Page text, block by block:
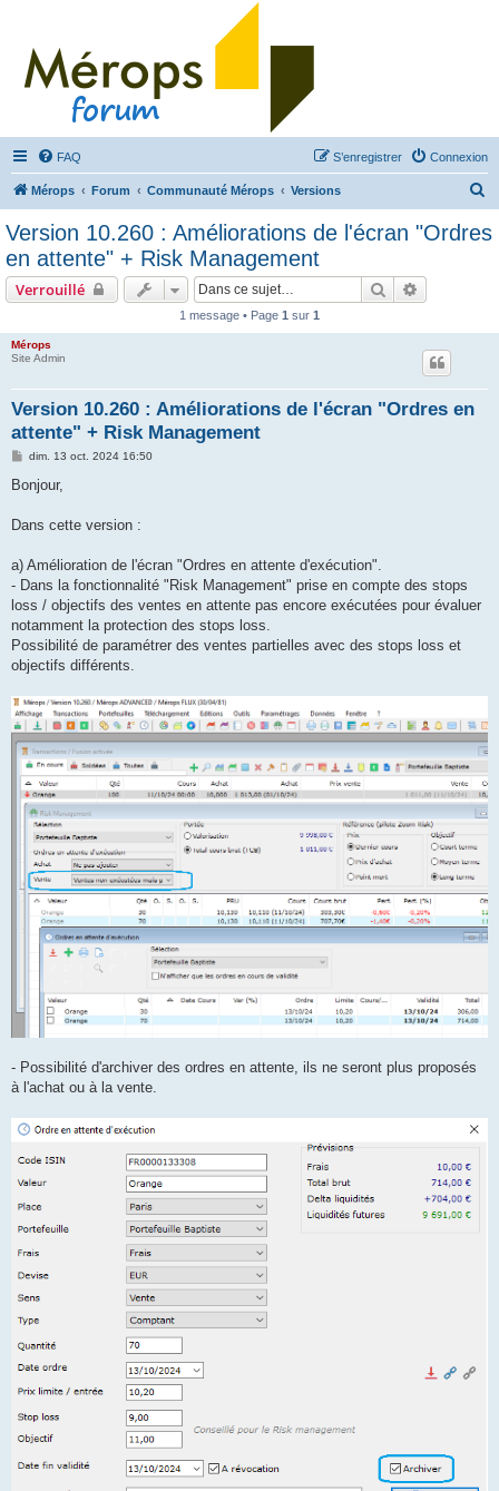
FAQ Connexion
S’enregistrer
Mérops Forum Communauté Mérops Versions
c
Version 10.260 : Améliorations de l'écran "Ordres
en attente" + Risk Management
Verrouillé Rechercher
1 message • Page 1 sur 1
Mérops
Site Admin
Version 10.260 : Améliorations de l'écran "Ordres en
attente" + Risk Management
M
s
g
dim. 13 oct. 2024 16:50
Bonjour,
Dans cette version :
a) Amélioration de l'écran "Ordres en attente d'exécution".
- Dans la fonctionnalité "Risk Management" prise en compte des stops
loss / objectifs des ventes en attente pas encore exécutées pour évaluer
notamment la protection des stops loss.
Possibilité de paramétrer des ventes partielles avec des stops loss et
objectifs différents.
- Possibilité d'archiver des ordres en attente, ils ne seront plus proposés
à l'achat ou à la vente.